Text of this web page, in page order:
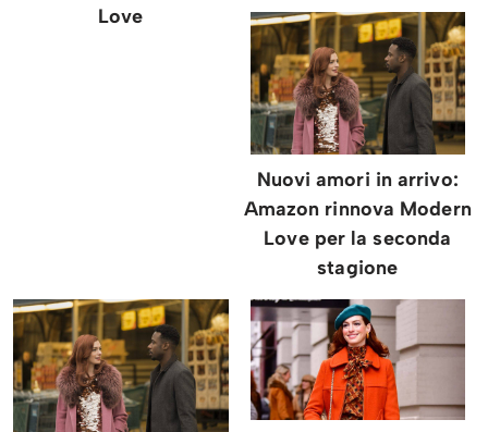
Love
Nuovi amori in arrivo:
Amazon rinnova Modern
Love per la seconda
stagione